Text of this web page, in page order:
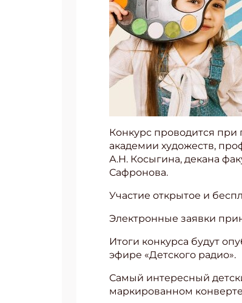
Конкурс проводится
академии художеств,
А.Н. Косыгина, декана
Сафронова.
Участие открытое и
Электронные заявки
Итоги конкурса будут
эфире «Детского радио».
Самый интересный
маркированном